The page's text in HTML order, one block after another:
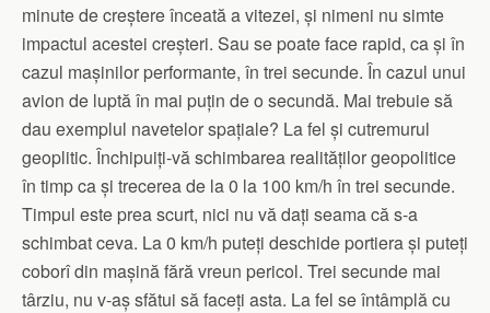
minute de creștere înceată a vitezei, și nimeni nu simte
impactul acestei creșteri. Sau se poate face rapid, ca și în
cazul mașinilor performante, în trei secunde. În cazul unui
avion de luptă în mai puțin de o secundă. Mai trebuie să
dau exemplul navetelor spațiale? La fel și cutremurul
geoplitic. Închipuiți-vă schimbarea realităților geopolitice
în timp ca și trecerea de la 0 la 100 km/h în trei secunde.
Timpul este prea scurt, nici nu vă dați seama că s-a
schimbat ceva. La 0 km/h puteți deschide portiera și puteți
coborî din mașină fără vreun pericol. Trei secunde mai
târziu, nu v-aș sfătui să faceți asta. La fel se întâmplă cu